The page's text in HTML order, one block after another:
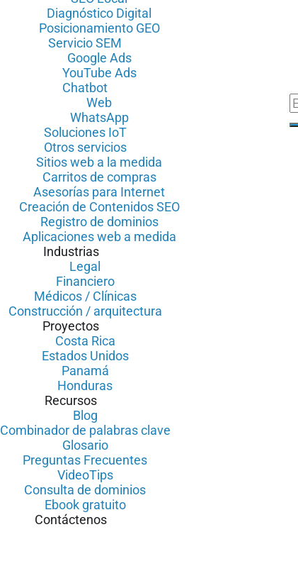
Diagnóstico Digital
Posicionamiento GEO
Servicio SEM
Google Ads
YouTube Ads
Chatbot
Web
WhatsApp
Soluciones IoT
Otros servicios
Sitios web a la medida
Carritos de compras
Asesorías para Internet
Creación de Contenidos SEO
Registro de dominios
Aplicaciones web a medida
Industrias
Legal
Financiero
Médicos / Clínicas
Construcción / arquitectura
Proyectos
Costa Rica
Estados Unidos
Panamá
Honduras
Recursos
Blog
Combinador de palabras clave
Glosario
Preguntas Frecuentes
VideoTips
Consulta de dominios
Ebook gratuito
Contáctenos